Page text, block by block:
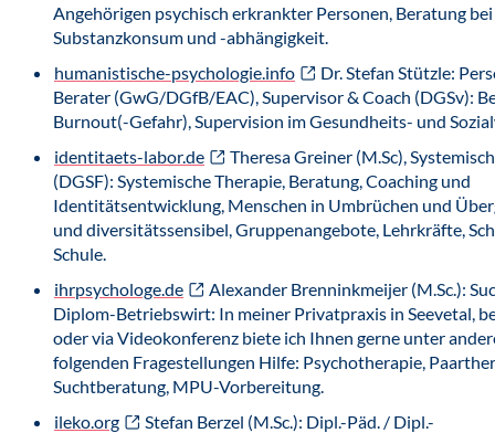
Angehörigen psychisch erkrankter Personen, Beratung bei
Substanzkonsum und -abhängigkeit.
humanistische-psychologie.info
Dr. Stefan Stützle:
Berater (GwG/DGfB/EAC), Supervisor & Coach (DGSv):
Burnout(-Gefahr), Supervision im Gesundheits- und
identitaets-labor.de
Theresa Greiner (M.Sc),
(DGSF): Systemische Therapie, Beratung, Coaching und
Identitätsentwicklung, Menschen in Umbrüchen und
und diversitätssensibel, Gruppenangebote, Lehrkräfte,
Schule.
ihrpsychologe.de
Alexander Brenninkmeijer (M.Sc.):
Diplom-Betriebswirt: In meiner Privatpraxis in Seevetal,
oder via Videokonferenz biete ich Ihnen gerne unter
folgenden Fragestellungen Hilfe: Psychotherapie,
Suchtberatung, MPU-Vorbereitung.
ileko.org
Stefan Berzel (M.Sc.): Dipl.-Päd. / Dipl.-